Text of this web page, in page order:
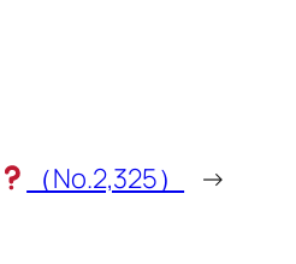
（No.2,325） →